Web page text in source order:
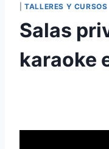
|TALLERES Y CURSOS
Salas
karaoke